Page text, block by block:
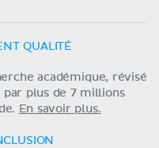
QUALITÉ
académique, révisé
plus de 7 millions
En savoir plus.